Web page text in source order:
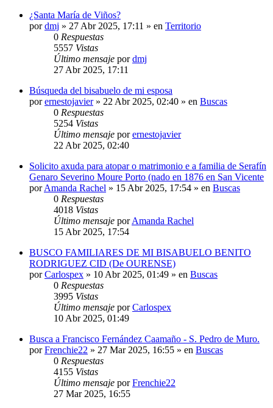
¿Santa María de Viños?
pordmj » 27 Abr 2025, 17:11 » en Territorio
0 Respuestas
5557 Vistas
Último mensaje pordmj
27 Abr 2025, 17:11
Búsqueda del bisabuelo de mi esposa
porernestojavier» 22 Abr 2025, 02:40 » en Buscas
0 Respuestas
5254 Vistas
Último mensaje porernestojavier
22 Abr 2025, 02:40
Solicito axuda para atopar o matrimonio e a familia de Serafín
Genaro Severino Moure Porto (nado en 1876 en San Vicente
porAmanda Rachel » 15 Abr 2025, 17:54 » en Buscas
0 Respuestas
4018 Vistas
Último mensaje porAmanda Rachel
15 Abr 2025, 17:54
BUSCO FAMILIARES DE MI BISABUELO BENITO
RODRIGUEZ CID (De OURENSE)
porCarlospex » 10 Abr 2025, 01:49 » en Buscas
0 Respuestas
3995 Vistas
Último mensaje porCarlospex
10 Abr 2025, 01:49
Busca a Francisco Fernández Caamaño - S. Pedro de Muro.
porFrenchie22 » 27 Mar 2025, 16:55 » en Buscas
0 Respuestas
4155 Vistas
Último mensaje porFrenchie22
27 Mar 2025, 16:55